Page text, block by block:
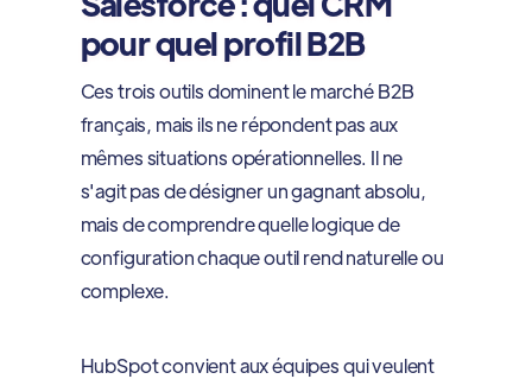
pour quel profil B2B
Ces trois outils dominent le marché B2B
français, mais ils ne répondent pas aux
mêmes situations opérationnelles. Il ne
s'agit pas de désigner un gagnant absolu,
mais de comprendre quelle logique de
configuration chaque outil rend naturelle ou
complexe.
HubSpot convient aux équipes qui veulent